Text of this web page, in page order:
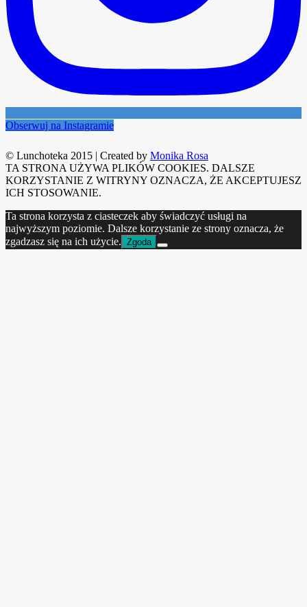
Obserwuj na Instagramie
© Lunchoteka 2015 | Created by Monika Rosa
TA STRONA UŻYWA PLIKÓW COOKIES. DALSZE
KORZYSTANIE Z WITRYNY OZNACZA, ŻE AKCEPTUJESZ
ICH STOSOWANIE.
Ta strona korzysta z ciasteczek aby świadczyć usługi na
najwyższym poziomie. Dalsze korzystanie ze strony oznacza, że
zgadzasz się na ich użycie. Zgoda